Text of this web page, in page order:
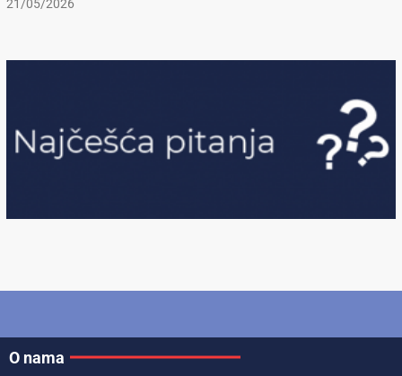
21/05/2026
O nama